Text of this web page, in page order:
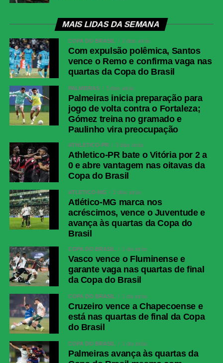
(Rollheiser) e Gabigol (Rony). Técnico: Cuca.
COMENTE ABAIXO:
WhatsApp
Facebook
Twitter
LinkedIn
Share
MAIS LIDAS DA SEMANA
COPA DO BRASIL 2 dias atrás
Com expulsão polêmica, Santos
vence o Remo e confirma vaga nas
quartas da Copa do Brasil
PALMEIRAS 3 dias atrás
Palmeiras inicia preparação para
jogo de volta contra o Fortaleza;
Gómez treina no gramado e
Paulinho vira preocupação
ATHLETICO-PR 3 dias atrás
Athletico-PR bate o Vitória por 2 a
0 e abre vantagem nas oitavas da
Copa do Brasil
ATLÉTICO-MG 2 dias atrás
Atlético-MG marca nos
acréscimos, vence o Juventude e
avança às quartas da Copa do
Brasil
COPA DO BRASIL 1 dia atrás
Vasco vence o Fluminense e
garante vaga nas quartas de final
da Copa do Brasil
COPA DO BRASIL 1 dia atrás
Cruzeiro vence a Chapecoense e
está nas quartas de final da Copa
do Brasil
COPA DO BRASIL 1 dia atrás
Palmeiras avança às quartas da